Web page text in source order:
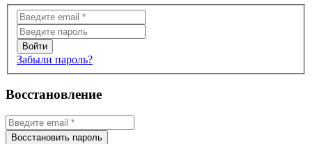
Забыли пароль?
Восстановление